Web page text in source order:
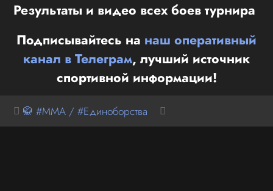
Результаты и видео всех боев турнира
Подписывайтесь на наш оперативный
канал в Телеграм, лучший источник
спортивной информации!
🥋 #MMA / #Единоборства